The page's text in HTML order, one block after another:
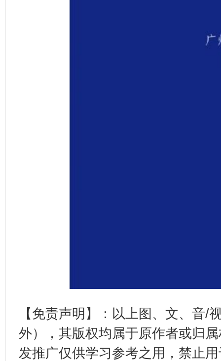
【免责声明】：以上图、文、音/
外），其版权均属于原作者或归
发推广仅供学习参考之用，禁止